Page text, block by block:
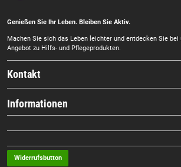
Genießen Sie Ihr Leben. Bleiben Sie Aktiv.
Machen Sie sich das Leben leichter und entdecken Sie
Angebot zu Hilfs- und Pflegeprodukten.
Kontakt
Informationen
Widerrufsbutton